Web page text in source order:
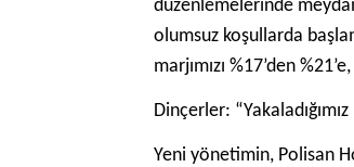
düzenlemelerinde
olumsuz koşullarda
marjımızı %17’den
Dinçerler:
Yeni yönetimin, Polisan